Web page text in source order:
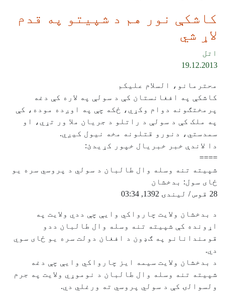
کاشکې نور هم د شپیتو په قدم
لاړ شي
اتل
19.12.2013
محترمانو، السلام علیکم
کاشکې په افغانستان کې د سولې په لاره کې دغه
پرمختګونه دوام وکړي، ځکه چې په اوږده موده، کې
په ملک کې د سولې د راتلو د جریان ملا ور تړي، او
سمدستي، دنورو قتلونه مخه نیول کیږي.
دا لاندې خبر خبریال خپور کړیدئ:
====
شپيته تنه وسله وال طالبان د سولي د پروسي سره يو
ځاى سول: بدخشان
28 قوس / لیندۍ 1392, 03:34
د بدخشان ولايت چارواکي وايې چې ددي ولايت په
اړونده کې شپيته تنه وسله وال طالبان ددو
قومندانانو په ګډون د افغان دولت سره يو ځاى سوي
دي.
د بدخشان ولايت سيمه ايز چارواکي وايې چې دغه
شپيته تنه وسله وال طالبان د نوموړي ولايت په جرم
ولسوالۍ کې د سولي پروسي ته ورغلي دي.